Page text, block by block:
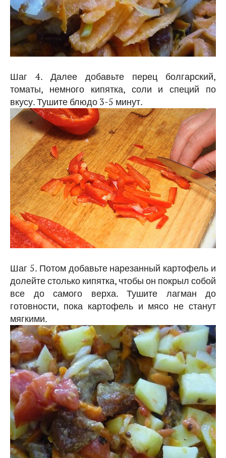
Шаг 4. Далее добавьте перец болгарский,
томаты, немного кипятка, соли и специй по
вкусу. Тушите блюдо 3-5 минут.
Шаг 5. Потом добавьте нарезанный картофель и
долейте столько кипятка, чтобы он покрыл собой
все до самого верха. Тушите лагман до
готовности, пока картофель и мясо не станут
мягкими.